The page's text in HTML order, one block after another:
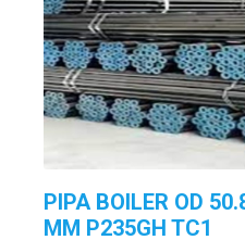
PIPA BOILER OD
MM P235GH TC1